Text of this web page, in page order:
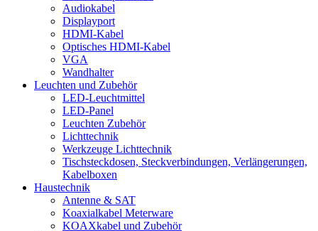
Audiokabel
Displayport
HDMI-Kabel
Optisches HDMI-Kabel
VGA
Wandhalter
Leuchten und Zubehör
LED-Leuchtmittel
LED-Panel
Leuchten Zubehör
Lichttechnik
Werkzeuge Lichttechnik
Tischsteckdosen, Steckverbindungen, Verlängerungen,
Kabelboxen
Haustechnik
Antenne & SAT
Koaxialkabel Meterware
KOAXkabel und Zubehör